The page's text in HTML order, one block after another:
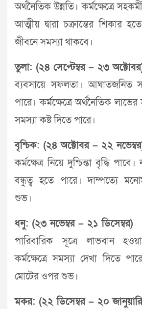
অর্থনৈতিক উন্নতি। কর্মক্ষেত্রে
আত্মীয় দ্বারা চক্রান্তের শিকার
জীবনে সমস্যা থাকবে।
তুলা: (২৪ সেপ্টেম্বর – ২৩
ব্যবসায়ে সফলতা। আঘাতজনিত
পারে। কর্মক্ষেত্রে অর্থনৈতিক লাভের
সমস্যা কষ্ট দিতে পারে।
বৃশ্চিক: (২৪ অক্টোবর – ২২
কর্মক্ষেত্র নিয়ে দুশ্চিন্তা বৃদ্ধি
বন্ধুত্ব হতে পারে। দাম্পত্যে
শুভ।
ধনু: (২৩ নভেম্বর – ২১ ডিসেম্বর)
পারিবারিক সূত্রে লাভবান
কর্মক্ষেত্রে সমস্যা দেখা দিতে
মোটের ওপর শুভ।
মকর: (২২ ডিসেম্বর – ২০